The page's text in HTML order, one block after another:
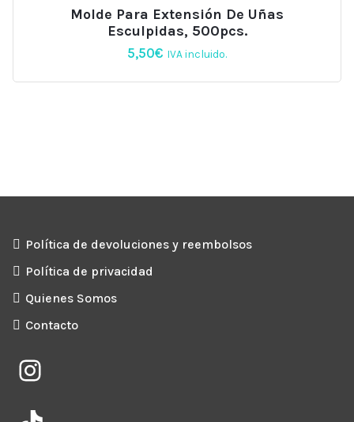
Molde Para Extensión De Uñas
Esculpidas, 500pcs.
5,50€ IVA incluido.
Política de devoluciones y reembolsos
Política de privacidad
Quienes Somos
Contacto